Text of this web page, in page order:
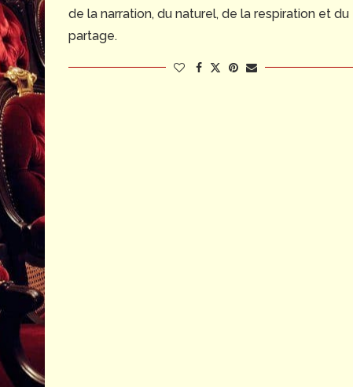
de la narration, du naturel, de la respiration et du
partage.